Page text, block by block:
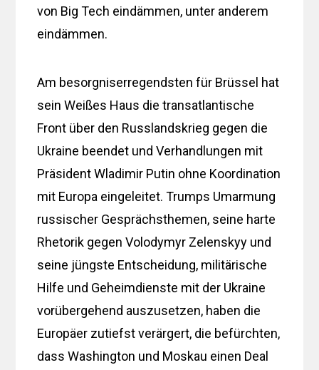
von Big Tech eindämmen, unter anderem
eindämmen.
Am besorgniserregendsten für Brüssel hat
sein Weißes Haus die transatlantische
Front über den Russlandskrieg gegen die
Ukraine beendet und Verhandlungen mit
Präsident Wladimir Putin ohne Koordination
mit Europa eingeleitet. Trumps Umarmung
russischer Gesprächsthemen, seine harte
Rhetorik gegen Volodymyr Zelenskyy und
seine jüngste Entscheidung, militärische
Hilfe und Geheimdienste mit der Ukraine
vorübergehend auszusetzen, haben die
Europäer zutiefst verärgert, die befürchten,
dass Washington und Moskau einen Deal